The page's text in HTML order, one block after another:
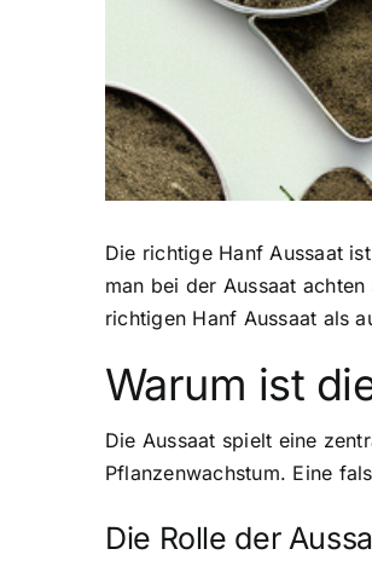
Die richtige Hanf Aussaat
man bei der Aussaat
richtigen Hanf Aussaat als
Warum ist
Die Aussaat spielt eine
Pflanzenwachstum. Eine
Die Rolle der